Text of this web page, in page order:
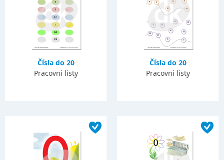
Čísla do 20
Pracovní listy
Čísla do 20
Pracovní listy